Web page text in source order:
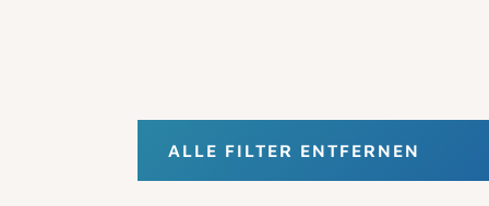
ALLE FILTER ENTFERNEN